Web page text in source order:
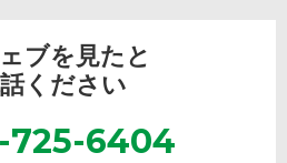
ブを見たと
ください
725-6404